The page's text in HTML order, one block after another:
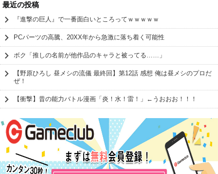
最近の投稿
『進撃の巨人』で一番面白いところってｗｗｗｗｗ
PCパーツの高騰、20XX年から急激に落ち着く可能性
ボク「推しの名前が他作品のキャラと被ってる……」
【野原ひろし 昼メシの流儀 最終回】第12話 感想 俺は昼メシのプロだ
ぜ！
【衝撃】昔の能力バトル漫画「炎！水！雷！」←うおおお！！！